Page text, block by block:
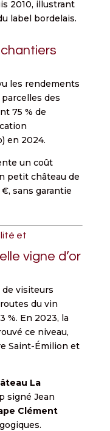
2010, illustrant
label bordelais.
les rendements
des
75 % de
en 2024.
un coût
petit château de
sans garantie
et
vigne d’or
de visiteurs
du vin
%. En 2023, la
ce niveau,
Saint-Émilion et
La
signé Jean
Clément